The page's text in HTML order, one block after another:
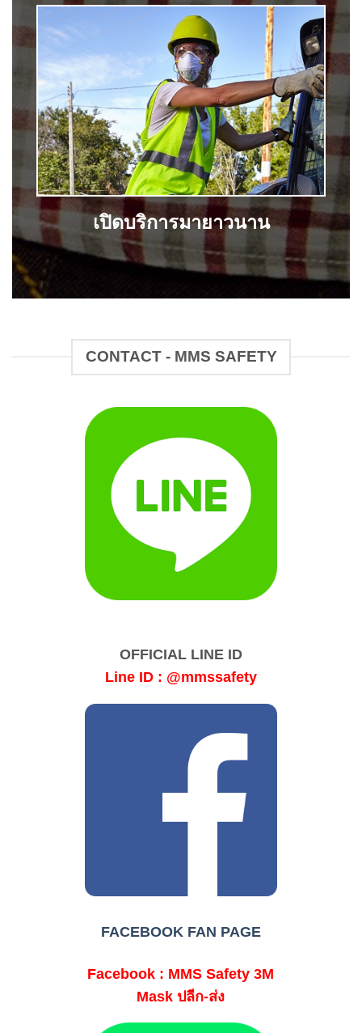
เปิดบริการมายาวนาน
CONTACT - MMS SAFETY
OFFICIAL LINE ID
Line ID : @mmssafety
FACEBOOK FAN PAGE
Facebook : MMS Safety 3M
Mask ปลีก-ส่ง